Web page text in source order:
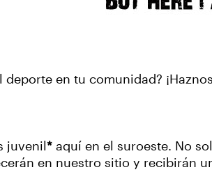
en tu comunidad?
juvenil * aquí en el suroeste. No
en nuestro sitio y recibirán